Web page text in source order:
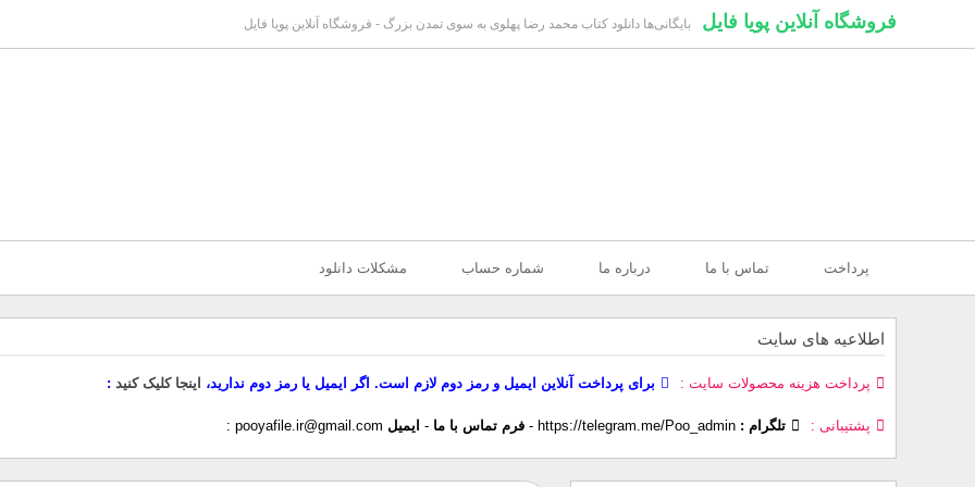
فروشگاه آنلاین پویا فایل بایگانی‌ها دانلود کتاب محمد رضا پهلوی به سوی تمدن بزرگ - فروشگاه آنلاین پویا فایل
پرداخت تماس با ما درباره ما شماره حساب مشکلات دانلود
اطلاعیه های سایت
پرداخت هزینه محصولات سایت برای پرداخت آنلاین ایمیل و رمز دوم لازم است. اگر ایمیل یا رمز دوم ندارید، اینجا کلیک کنید
پشتیبانی تلگرام : https://telegram.me/Poo_admin
- فرم تماس با ما - ایمیل pooyafile.ir@gmail.com